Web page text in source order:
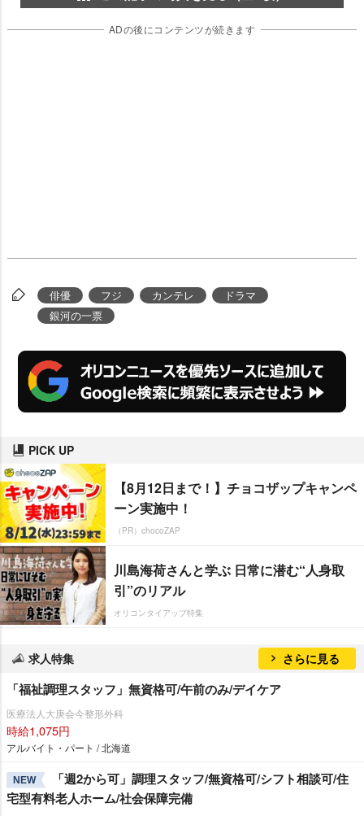
ADの後にコンテンツが続きます
俳優 フジ カンテレ
ドラマ
銀河の一票
PICK UP
【8月12日まで！】チョコザップキャンペ
ーン実施中！
（PR）chocoZAP
川島海荷さんと学ぶ 日常に潜む“人身取
引”のリアル
オリコンタイアップ特集
求人特集 さらに見る
「福祉調理スタッフ」無資格可/午前のみ/デイケア
医療法人大庚会今整形外科
時給1,075円
アルバイト・パート / 北海道
NEW
「週2から可」調理スタッフ/無資格可/シフト相談可/住
宅型有料老人ホーム/社会保障完備